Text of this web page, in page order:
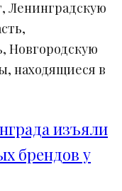
Ленинградскую
Новгородскую
находящиеся в
изъяли
брендов у